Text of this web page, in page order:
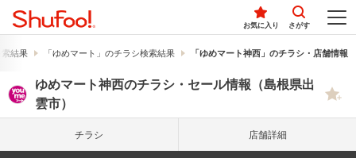
お気に入り さがす
結果 「ゆめマート」のチラシ検索結果 「ゆめマート神西」のチラシ・店舗情報
ゆめマート神西のチラシ・セール情報（島根県出
雲市）
チラシ 店舗詳細